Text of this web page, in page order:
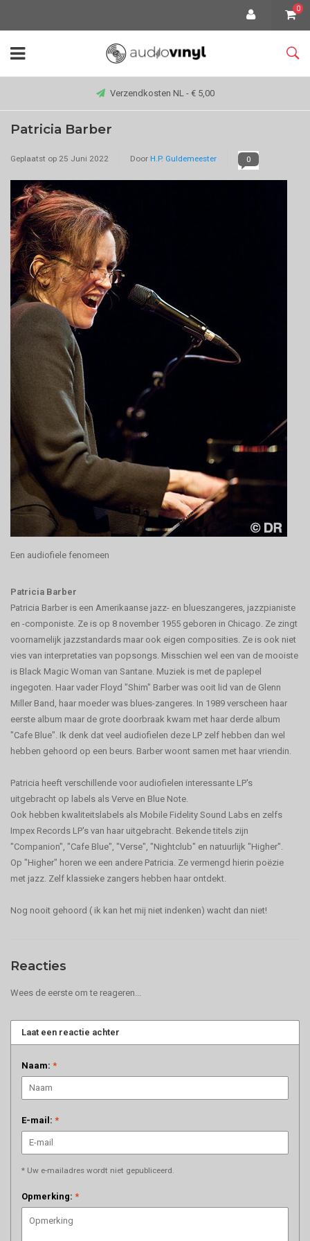
0
Verzendkosten NL - € 5,00
Patricia Barber
Geplaatst op 25 Juni 2022 Door H.P. Guldemeester 0
Een audiofiele fenomeen
Patricia Barber
Patricia Barber is een Amerikaanse jazz- en blueszangeres, jazzpianiste
en -componiste. Ze is op 8 november 1955 geboren in Chicago. Ze zingt
voornamelijk jazzstandards maar ook eigen composities. Ze is ook niet
vies van interpretaties van popsongs. Misschien wel een van de mooiste
is Black Magic Woman van Santane. Muziek is met de paplepel
ingegoten. Haar vader Floyd "Shim" Barber was ooit lid van de Glenn
Miller Band, haar moeder was blues-zangeres. In 1989 verscheen haar
eerste album maar de grote doorbraak kwam met haar derde album
"Cafe Blue". Ik denk dat veel audiofielen deze LP zelf hebben dan wel
hebben gehoord op een beurs. Barber woont samen met haar vriendin.
Patricia heeft verschillende voor audiofielen interessante LP's
uitgebracht op labels als Verve en Blue Note.
Ook hebben kwaliteitslabels als Mobile Fidelity Sound Labs en zelfs
Impex Records LP's van haar uitgebracht. Bekende titels zijn
"Companion", "Cafe Blue", "Verse", "Nightclub" en natuurlijk "Higher".
Op "Higher" horen we een andere Patricia. Ze vermengd hierin poëzie
met jazz. Zelf klassieke zangers hebben haar ontdekt.
Nog nooit gehoord ( ik kan het mij niet indenken) wacht dan niet!
Reacties
Wees de eerste om te reageren...
Laat een reactie achter
Naam: *
E-mail: *
* Uw e-mailadres wordt niet gepubliceerd.
Opmerking: *